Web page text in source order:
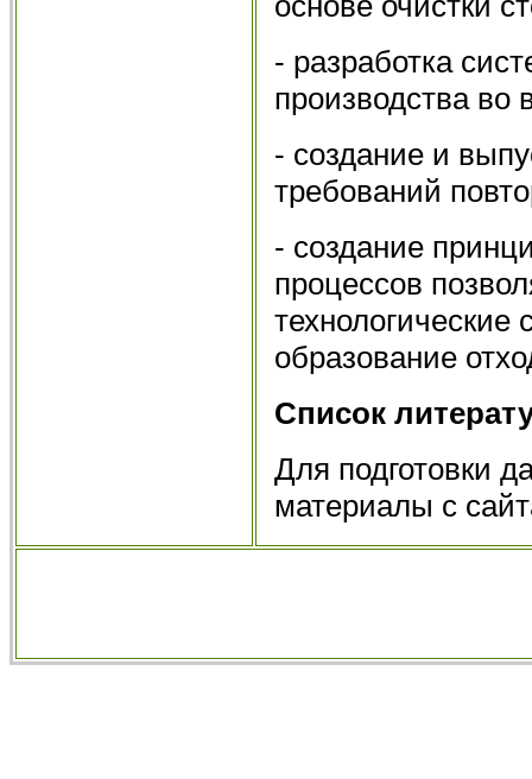
- разработка
производства во
- создание и
требований
- создание
процессов
технологические
образование
Список
Для подготовки
материалы с